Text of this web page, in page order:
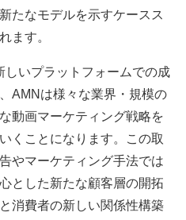
たなモデルを示すケースス
ます。
しいプラットフォームでの成
AMNは様々な業界・規模の
動画マーケティング戦略を
くことになります。この取
やマーケティング手法では
とした新たな顧客層の開拓
消費者の新しい関係性構築